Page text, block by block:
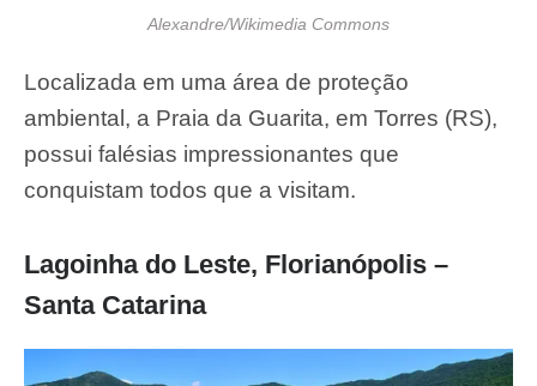
Alexandre/Wikimedia Commons
Localizada em uma área de proteção
ambiental, a Praia da Guarita, em Torres (RS),
possui falésias impressionantes que
conquistam todos que a visitam.
Lagoinha do Leste, Florianópolis –
Santa Catarina